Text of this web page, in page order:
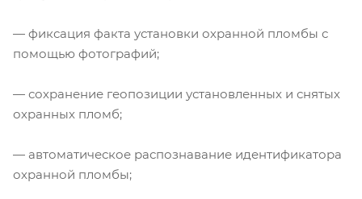
— фиксация факта установки охранной пломбы с
помощью фотографий;
— сохранение геопозиции установленных и снятых
охранных пломб;
— автоматическое распознавание идентификатора
охранной пломбы;